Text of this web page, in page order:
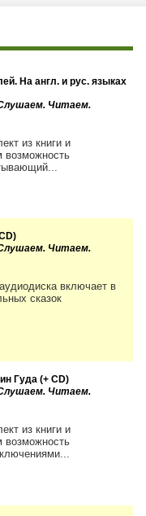
На англ. и рус. языках
Читаем.
из книги и
возможность
Читаем.
включает в
сказок
Гуда (+ CD)
Читаем.
из книги и
возможность